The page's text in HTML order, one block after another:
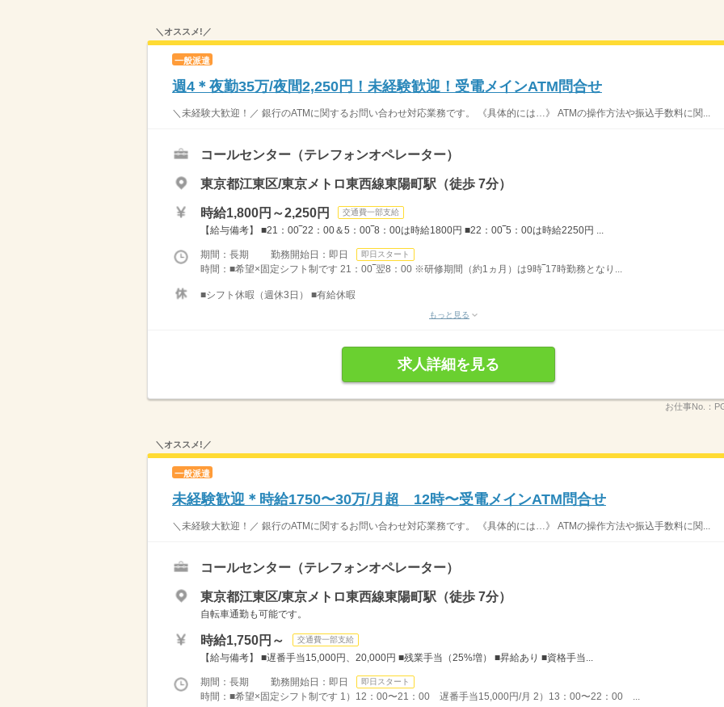
＼オススメ!／
一般派遣
週4＊夜勤35万/夜間2,250円！未経験歓迎！受電メインATM問合せ
＼未経験大歓迎！／ 銀行のATMに関するお問い合わせ対応業務です。 《具体的には…》 ATMの操作方法や振込手数料に関...
コールセンター（テレフォンオペレーター）
東京都江東区/東京メトロ東西線東陽町駅（徒歩 7分）
時給1,800円～2,250円 交通費一部支給
【給与備考】 ■21：00‾22：00＆5：00‾8：00は時給1800円 ■22：00‾5：00は時給2250円 ...
期間：長期 勤務開始日：即日 即日スタート
時間：■希望×固定シフト制です 21：00‾翌8：00 ※研修期間（約1ヵ月）は9時‾17時勤務となり...
■シフト休暇（週休3日） ■有給休暇
もっと見る
求人詳細を見る
お仕事No.：
＼オススメ!／
一般派遣
未経験歓迎＊時給1750〜30万/月超 12時〜受電メインATM問合せ
＼未経験大歓迎！／ 銀行のATMに関するお問い合わせ対応業務です。 《具体的には…》 ATMの操作方法や振込手数料に関...
コールセンター（テレフォンオペレーター）
東京都江東区/東京メトロ東西線東陽町駅（徒歩 7分）
自転車通勤も可能です。
時給1,750円～ 交通費一部支給
【給与備考】 ■遅番手当15,000円、20,000円 ■残業手当（25%増） ■昇給あり ■資格手当...
期間：長期 勤務開始日：即日 即日スタート
時間：■希望×固定シフト制です 1）12：00〜21：00 遅番手当15,000円/月 2）13：00〜22：00 ...